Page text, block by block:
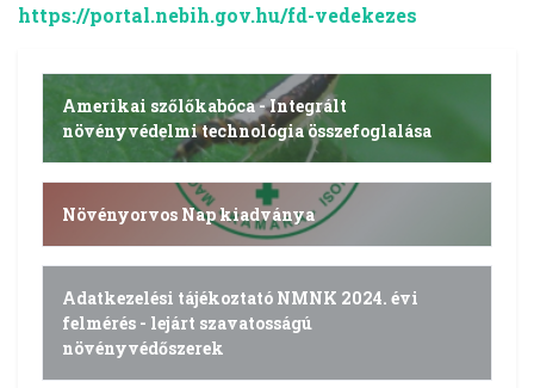
https://portal.nebih.gov.hu/fd-vedekezes
Amerikai szőlőkabóca - Integrált
növényvédelmi technológia összefoglalása
Növényorvos Nap kiadványa
Adatkezelési tájékoztató NMNK 2024. évi
felmérés - lejárt szavatosságú
növényvédőszerek